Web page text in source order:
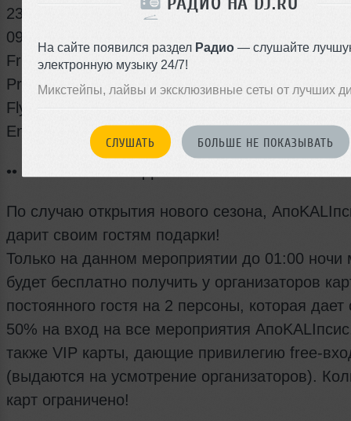
На сайте появился раздел Радио — слушайте
электронную музыку 24/7!
Микстейпы, лайвы и эксклюзивные сеты от лучших
СЛУШАТЬ БОЛЬШЕ НЕ ПОКАЗЫВАТЬ
23:45-00:30 FREE
09:00-10:00 FREE
Friendlist (repost), SMS: 400 р
Presale: 500 р
Flyers: 600 р
Entrance: 700 р
•• ВНИМАНИЕ! ПОДАРКИ! ••
По случаю открытия нового сезона,
дарит своим гостям подарки!
Только на данном мероприятии до 01:00 ночи
будет бесплатно получить у организаторов
постоянного гостя на 2 персоны, которая дает
50% на вход на все мероприятия
также VIP карты, дающие привилегию free-
(выдаются на усмотрение организаторов).
карт ограничено!